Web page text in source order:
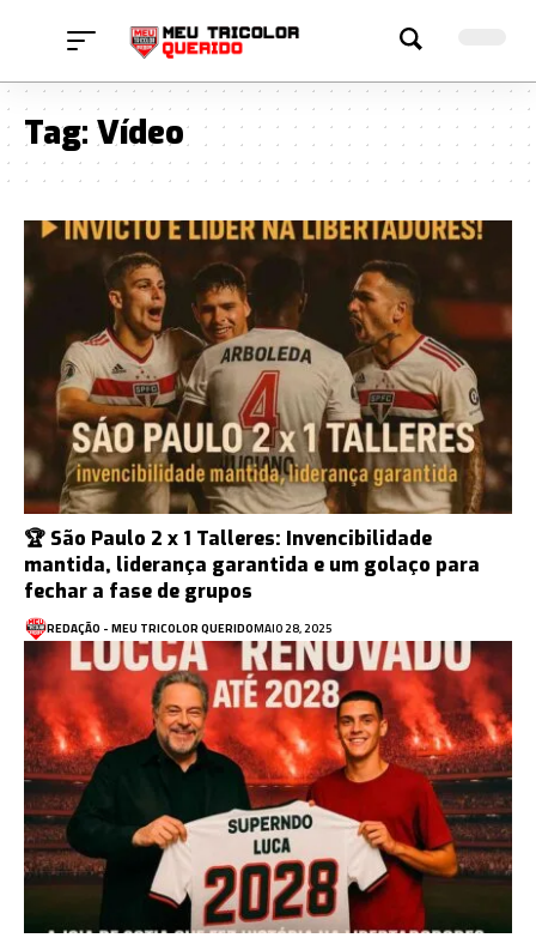
Tag: Vídeo
🏆 São Paulo 2 x 1 Talleres: Invencibilidade
mantida, liderança garantida e um golaço para
fechar a fase de grupos
REDAÇÃO - MEU TRICOLOR QUERIDOMAIO 28, 2025